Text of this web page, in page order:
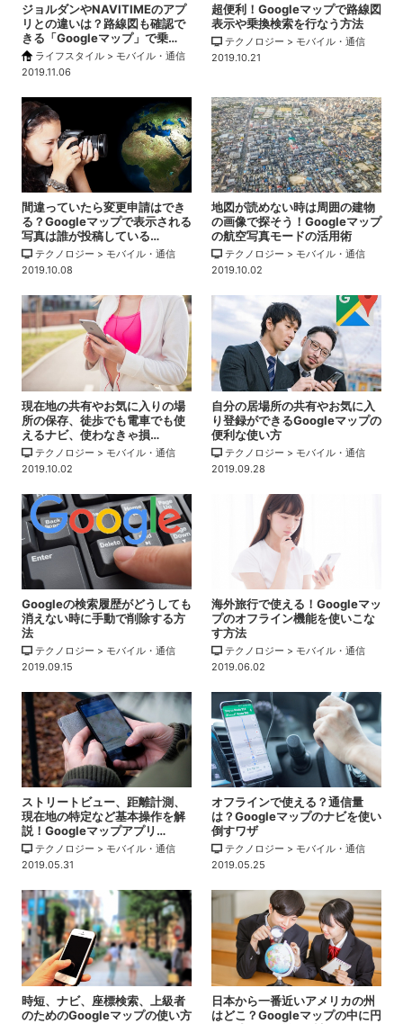
ジョルダンやNAVITIMEのアプ
リとの違いは？路線図も確認で
きる「Googleマップ」で乗…
ライフスタイル > モバイル・通信
2019.11.06
超便利！Googleマップで路線図
表示や乗換検索を行なう方法
テクノロジー > モバイル・通信
2019.10.21
間違っていたら変更申請はでき
る？Googleマップで表示される
写真は誰が投稿している…
テクノロジー > モバイル・通信
2019.10.08
地図が読めない時は周囲の建物
の画像で探そう！Googleマップ
の航空写真モードの活用術
テクノロジー > モバイル・通信
2019.10.02
現在地の共有やお気に入りの場
所の保存、徒歩でも電車でも使
えるナビ、使わなきゃ損…
テクノロジー > モバイル・通信
2019.10.02
自分の居場所の共有やお気に入
り登録ができるGoogleマップの
便利な使い方
テクノロジー > モバイル・通信
2019.09.28
Googleの検索履歴がどうしても
消えない時に手動で削除する方
法
テクノロジー > モバイル・通信
2019.09.15
海外旅行で使える！Googleマッ
プのオフライン機能を使いこな
す方法
テクノロジー > モバイル・通信
2019.06.02
ストリートビュー、距離計測、
現在地の特定など基本操作を解
説！Googleマップアプリ…
テクノロジー > モバイル・通信
2019.05.31
オフラインで使える？通信量
は？Googleマップのナビを使い
倒すワザ
テクノロジー > モバイル・通信
2019.05.25
時短、ナビ、座標検索、上級者
のためのGoogleマップの使い方
日本から一番近いアメリカの州
はどこ？Googleマップの中に円